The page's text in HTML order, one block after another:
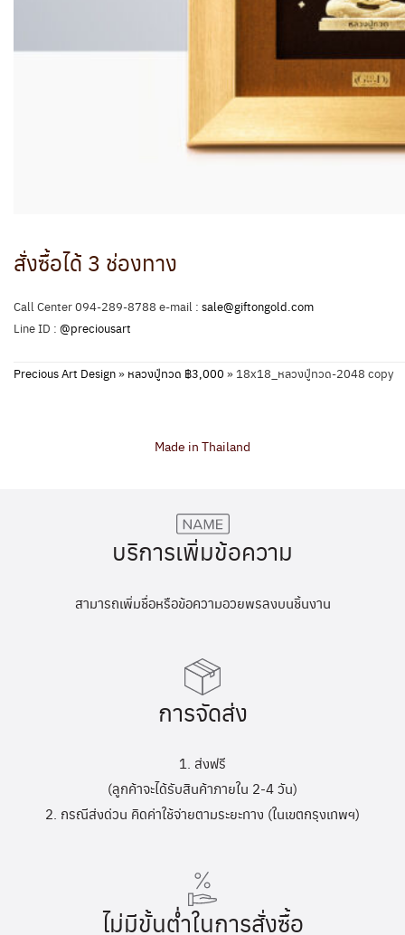
สั่งซื้อได้ 3 ช่องทาง
Call Center 094-289-8788 e-mail : sale@giftongold.com
Line ID : @preciousart
Precious Art Design» หลวงปู่ทวด ฿3,000 » 18x18_หลวงปู่ทวด-2048 copy
Made in Thailand
บริการเพิ่มข้อความ
สามารถเพิ่มชื่อหรือข้อความอวยพรลงบนชิ้นงาน
การจัดส่ง
1. ส่งฟรี
(ลูกค้าจะได้รับสินค้าภายใน 2-4 วัน)
2. กรณีส่งด่วน คิดค่าใช้จ่ายตามระยะทาง (ในเขตกรุงเทพฯ)
ไม่มีขั้นต่ำในการสั่งซื้อ